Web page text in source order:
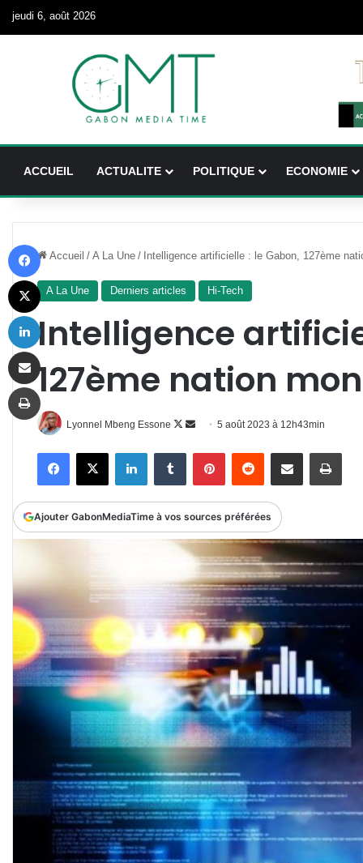
jeudi 6, août 2026
ACCUEIL ACTUALITE POLITIQUE ECONOMIE
Accueil / A La Une / Intelligence artificielle : le Gabon, 127ème
A La Une Derniers articles Hi-Tech
Intelligence
127ème nation
Lyonnel Mbeng Essone
Follow
Envoyer
courriel
5 août 2023 à 12h43min
FacebookX LinkedinTumblr PinterestReddit Partager par email
Ajouter GabonMediaTime à vos sources préférées
X
Imprimer